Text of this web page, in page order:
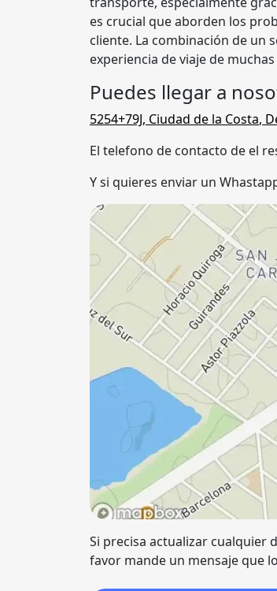
es crucial que aborden los
cliente. La combinación de un
experiencia de viaje de
Puedes llegar a
5254+79J, Ciudad de la Costa,
El telefono de contacto de el
Y si quieres enviar un
Si precisa actualizar cualquier
favor mande un mensaje que